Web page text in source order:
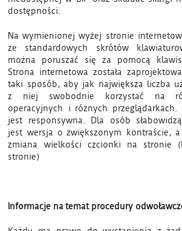
dostępności.
Na wymienionej wyżej stronie
ze standardowych skrótów
można poruszać się za pomocą
Strona internetowa została
taki sposób, aby jak największa liczba
z niej swobodnie korzystać na
operacyjnych i różnych
jest responsywna. Dla osób
jest wersja o zwiększonym kontraście,
zmiana wielkości czcionki na stronie
stronie)
Informacje na temat procedury